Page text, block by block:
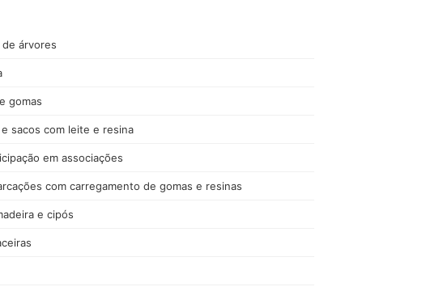
árvores
gomas
sacos com leite e resina
em associações
com carregamento de gomas e resinas
e cipós